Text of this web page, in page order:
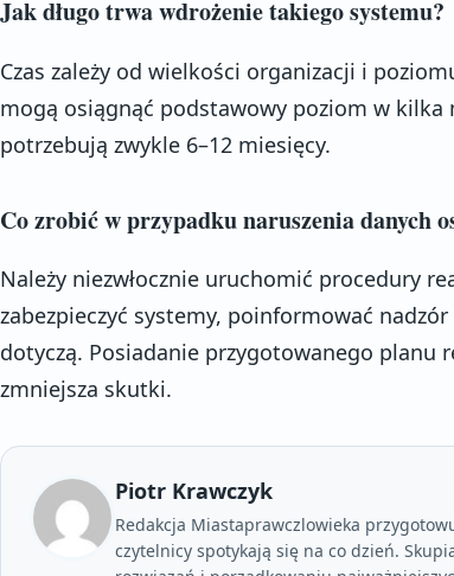
Jak długo trwa wdrożenie takiego systemu?
Czas zależy od wielkości organizacji i
mogą osiągnąć podstawowy poziom w kilka
potrzebują zwykle 6–12 miesięcy.
Co zrobić w przypadku naruszenia danych
Należy niezwłocznie uruchomić procedury
zabezpieczyć systemy, poinformować
dotyczą. Posiadanie przygotowanego planu
zmniejsza skutki.
Piotr Krawczyk
Redakcja Miastaprawczlowieka
czytelnicy spotykają się na co dzień.